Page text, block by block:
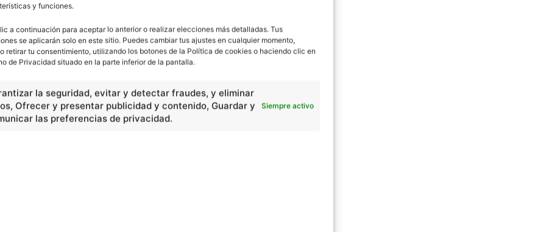
y funciones.
a continuación para aceptar lo anterior o realizar elecciones más detalladas. Tus
se aplicarán solo en este sitio. Puedes cambiar tus ajustes en cualquier momento,
retirar tu consentimiento, utilizando los botones de la Política de cookies o haciendo clic en
de Privacidad situado en la parte inferior de la pantalla.
la seguridad, evitar y detectar fraudes, y eliminar
Ofrecer y presentar publicidad y contenido, Guardar y
las preferencias de privacidad.
Siempre activo